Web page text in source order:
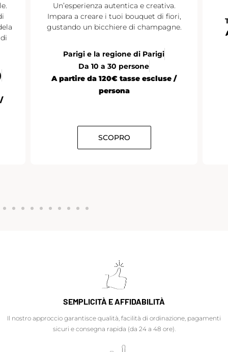
Un’esperienza autentica e creativa.
Impara a creare i tuoi bouquet di fiori,
gustando un bicchiere di champagne.
Parigi e la regione di Parigi
Da 10 a 30 persone
A partire da 120€ tasse escluse /
persona
SCOPRO
SEMPLICITÀ E AFFIDABILITÀ
Il nostro approccio garantisce qualità, facilità di ordinazione, pagamenti
sicuri e consegna rapida (da 24 a 48 ore).